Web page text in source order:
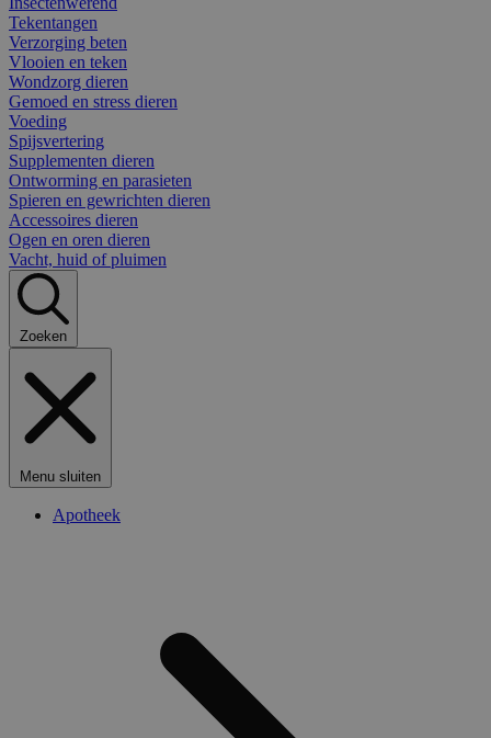
Tekentangen
Verzorging beten
Vlooien en teken
Wondzorg dieren
Gemoed en stress dieren
Voeding
Spijsvertering
Supplementen dieren
Ontworming en parasieten
Spieren en gewrichten dieren
Accessoires dieren
Ogen en oren dieren
Vacht, huid of pluimen
Zoeken
Menu sluiten
Apotheek